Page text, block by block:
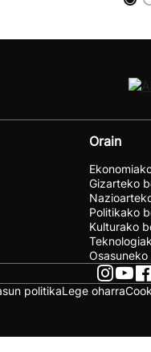
Orain
Gizarteko
Politikako
Kulturako
politikaLege oharra